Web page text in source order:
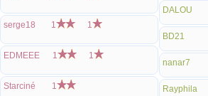
serge18 1 1
EDMEEE 1 1
Starciné 1
DALOU
BD21
nanar7
Rayphila